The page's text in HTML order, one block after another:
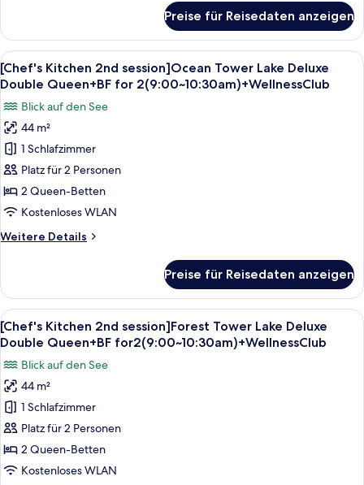
anzeigen
Tower
Business
Deluxe
Double
(Obstructed
View)
Preise für Reisedaten anzeigen
Alle
Fotos
[Chef's
Kitchen
2nd
session]Ocean
Tower
Lake
Double
2(9:00~10:30am)+WellnessClub
anzeigen
Daunenbettdecken, Minibar,
6
[Chef's Kitchen 2nd session]Ocean Tower Lake Deluxe
Double Queen+BF for 2(9:00~10:30am)+WellnessClub
Blick auf den See
44 m²
1 Schlafzimmer
Platz für 2 Personen
2 Queen-Betten
Kostenloses WLAN
Weitere Details
Weitere
Kitchen
2nd
session]Ocean
Tower
Deluxe
Double
Queen+BF
for
2(9:00~10:30am)+WellnessClub
Preise für Reisedaten anzeigen
Alle
Fotos
[Chef's
Kitchen
2nd
session]Forest
Tower
Lake
Ein Hotelzimmer mit zwei Betten,
5
[Chef's Kitchen 2nd session]Forest Tower Lake Deluxe
Double Queen+BF for2(9:00~10:30am)+WellnessClub
Blick auf den See
44 m²
1 Schlafzimmer
Platz für 2 Personen
2 Queen-Betten
Kostenloses WLAN